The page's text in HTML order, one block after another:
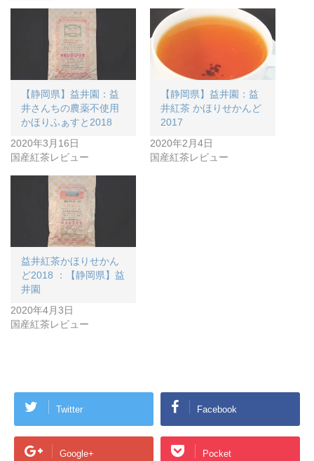
【静岡県】益井園：益
井さんちの農薬不使用
かほりふぁすと2018
2020年3月16日
国産紅茶レビュー
【静岡県】益井園：益
井紅茶 かほりせかんど
2017
2020年2月4日
国産紅茶レビュー
益井紅茶かほりせかん
ど2018 ：【静岡県】益
井園
2020年4月3日
国産紅茶レビュー
Twitter Facebook
Google+ Pocket